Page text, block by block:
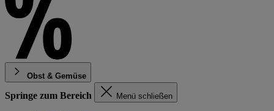
Obst & Gemüse
Springe zum Bereich Menü schließen